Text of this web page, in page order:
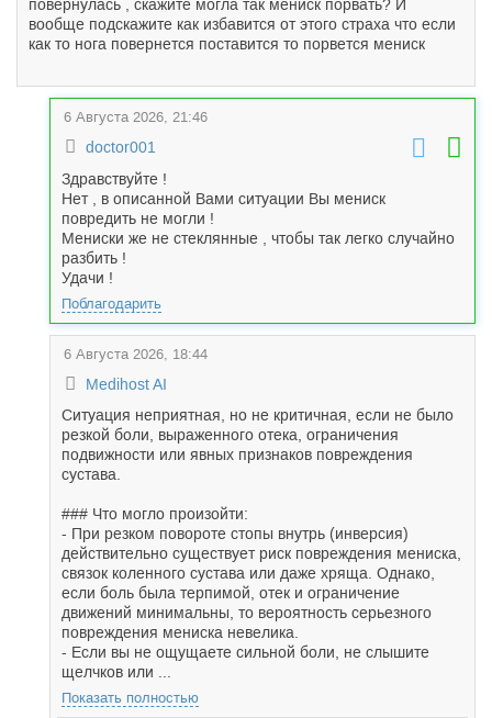
повернулась , скажите могла так мениск порвать? И
вообще подскажите как избавится от этого страха что если
как то нога повернется поставится то порвется мениск
6 Августа 2026, 21:46
doctor001
Здравствуйте !
Нет , в описанной Вами ситуации Вы мениск
повредить не могли !
Мениски же не стеклянные , чтобы так легко случайно
разбить !
Удачи !
Поблагодарить
6 Августа 2026, 18:44
Medihost AI
Ситуация неприятная, но не критичная, если не было
резкой боли, выраженного отека, ограничения
подвижности или явных признаков повреждения
сустава.
### Что могло произойти:
- При резком повороте стопы внутрь (инверсия)
действительно существует риск повреждения мениска,
связок коленного сустава или даже хряща. Однако,
если боль была терпимой, отек и ограничение
движений минимальны, то вероятность серьезного
повреждения мениска невелика.
- Если вы не ощущаете сильной боли, не слышите
щелчков или ...
Показать полностью